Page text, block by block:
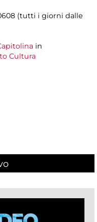
(tutti i giorni dalle
in
Cultura